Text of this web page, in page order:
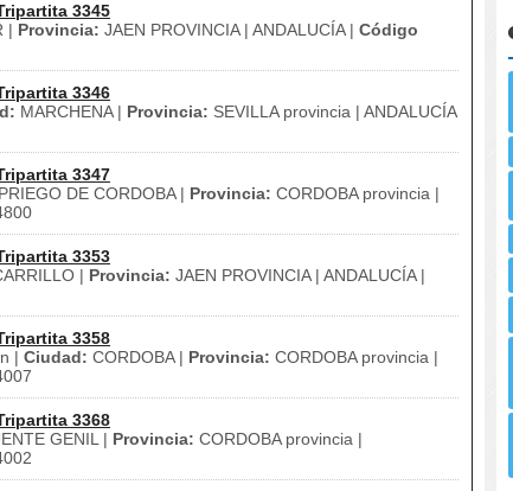
3345
| Provincia: JAEN PROVINCIA | ANDALUCÍA | Código
3346
MARCHENA | Provincia: SEVILLA provincia | ANDALUCÍA
3347
PRIEGO DE CORDOBA | Provincia: CORDOBA provincia |
3353
| Provincia: JAEN PROVINCIA | ANDALUCÍA |
3358
| Ciudad: CORDOBA | Provincia: CORDOBA provincia |
3368
GENIL | Provincia: CORDOBA provincia |